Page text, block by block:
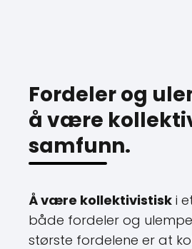
Fordeler og
å være
samfunn.
Å være kollektivistisk i
både fordeler og
største fordelene er at